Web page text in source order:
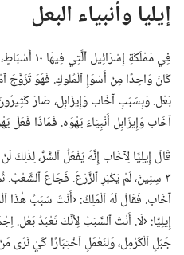
إيليا وأنبياء البعل
فِي مَمْلَكَةِ
كَانَ وَاحِدًا مِنْ أَسْوَإِ ٱلْمُلوكِ.‏ فَهُوَ تَ‍زَوَّجَ
بَعْل.‏ وَبِسَبَبِ آخَاب وَإِيزَابِل،‏ صَارَ
آخَاب وَإِيزَابِل أَنْبِيَاءَ يَهْوَه.‏ فَمَاذَا فَعَلَ
قَالَ إِيلِيَّا لِآخَاب إِنَّهُ يَفْعَلُ ٱلشَّرَّ،‏
٣ سِنِينَ،‏ لَمْ يَكْبَرِ ٱلزَّرْعُ.‏ فَجَاعَ
آخَاب.‏ فَقَالَ لَهُ ٱلْمَلِكُ:‏ ‹أَنْتَ سَبَبُ هٰذَا
إِيلِيَّا:‏ ‹لَا.‏ أَنْتَ ٱلسَّبَبُ لِأَنَّكَ تَعْبُدُ بَعْل.‏
جَبَلِ ٱلْكَرْمِل،‏ وَلِنَعْمَلِ ٱخْتِبَارًا كَيْ نَرَى